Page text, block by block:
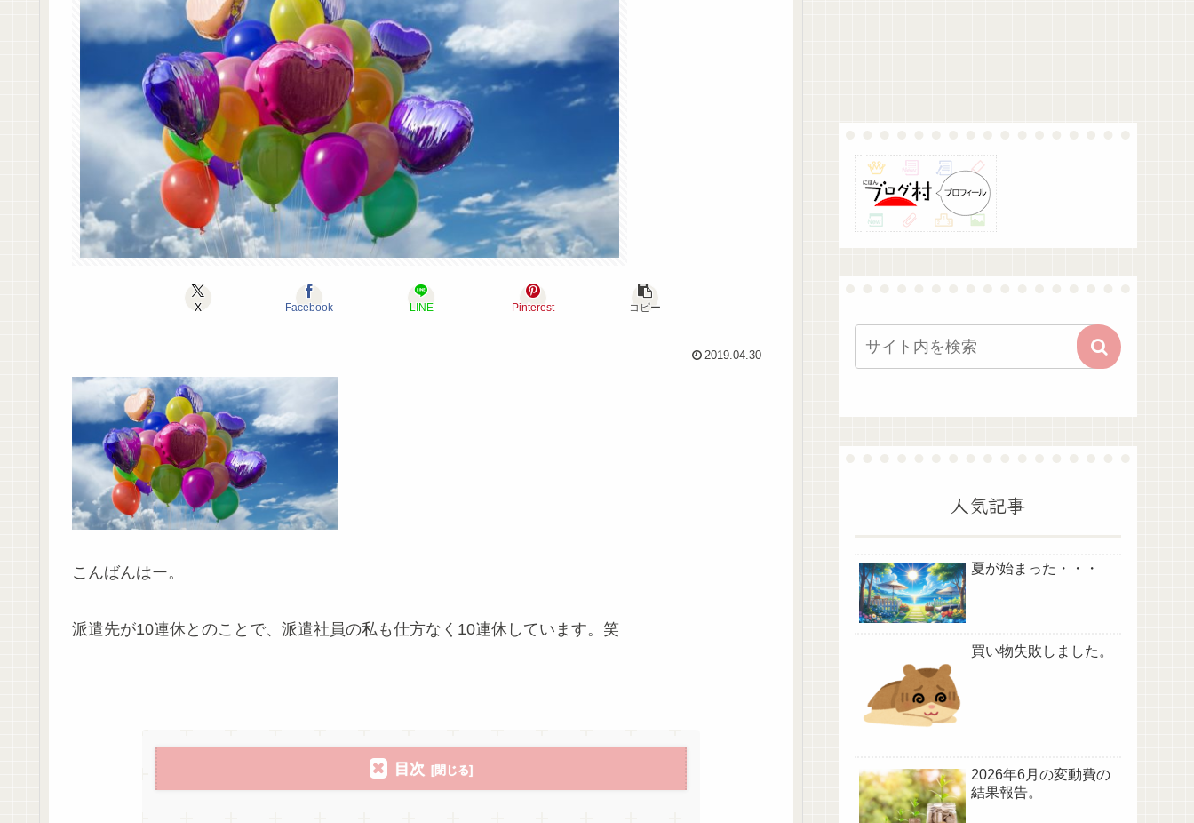
X Facebook LINE Pinterest コピー
2019.04.30
こんばんはー。
派遣先が10連休とのことで、派遣社員の私も仕方なく10連休しています。笑
目次
人気記事
夏が始まった・・・
買い物失敗しました。
2026年6月の変動費の
結果報告。